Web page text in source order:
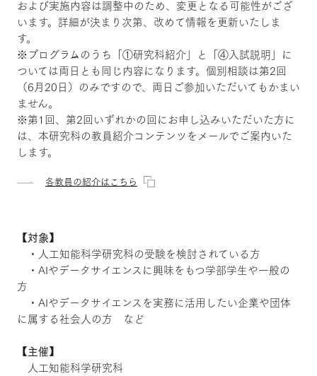
および実施内容は調整中のため、変更となる可能性がござ
います。詳細が決まり次第、改めて情報を更新いたしま
す。
※プログラムのうち「①研究科紹介」と「④入試説明」に
ついては両日とも同じ内容になります。個別相談は第2回
（6月20日）のみですので、両日ご参加いただいてもかまい
ません。
※第1回、第2回いずれかの回にお申し込みいただいた方に
は、本研究科の教員紹介コンテンツをメールでご案内いた
します。
各教員の紹介はこちら
【対象】
・人工知能科学研究科の受験を検討されている方
・AIやデータサイエンスに興味をもつ学部学生や一般の
方
・AIやデータサイエンスを実務に活用したい企業や団体
に属する社会人の方 など
【主催】
人工知能科学研究科